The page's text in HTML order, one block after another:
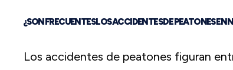
¿SON FRECUENTES LOS ACCIDENTES DE PEATONES EN
Los accidentes de peatones figuran